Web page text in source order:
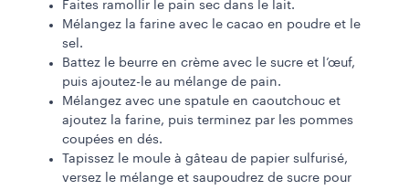
Faites ramollir le pain sec dans le lait.
Mélangez la farine avec le cacao en poudre et le
sel.
Battez le beurre en crème avec le sucre et l’œuf,
puis ajoutez-le au mélange de pain.
Mélangez avec une spatule en caoutchouc et
ajoutez la farine, puis terminez par les pommes
coupées en dés.
Tapissez le moule à gâteau de papier sulfurisé,
versez le mélange et saupoudrez de sucre pour